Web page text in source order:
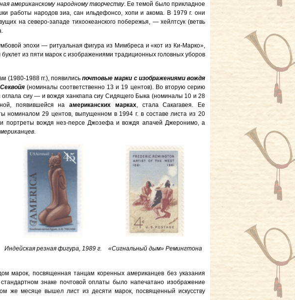
американскому народному творчеству. Ее темой было прикладное
работы народов зиа, сан ильдефонсо, хопи и акома. В 1979 г. они
на северо-западе тихоокеанского побережья, — хейлтсук (ветвь
эпохи — ритуальная фигура из Мимбреса и «кот из Ки-Марко»,
из пяти марок с изображениями традиционных головных уборов
(1980-1988 гг.), появилисьпочтовые марки с изображениями вождя
(номиналы соответственно 13 и 19 центов). Во вторую серию
сиу — и вождя ханкпапа сиу Сидящего Быка (номиналы 10 и 28
появившейся на американских марках, стала Сакагавея. Ее
номиналом 29 центов, выпущенном в 1994 г. в составе листа из 20
портреты вождя нез-персе Джозефа и вождя апачей Джеронимо, а
.
Индейская резная фигура, 1989 г. «Сигнальный дым» Ремингтона
марок, посвященная танцам коренных американцев без указания
знаке почтовой оплаты было напечатано изображение
же месяце вышел лист из десяти марок, посвященный искусству